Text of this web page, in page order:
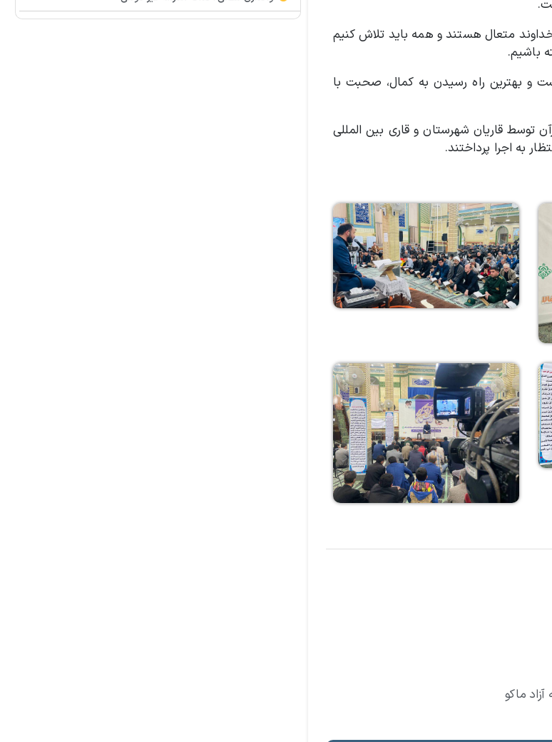
متعال هستند و همه باید تلاش کنیم
باشیم.
و بهترین راه رسیدن به کمال، صحبت با
توسط قاریان شهرستان و قاری بین المللی
به اجرا پرداختند.
ماکو